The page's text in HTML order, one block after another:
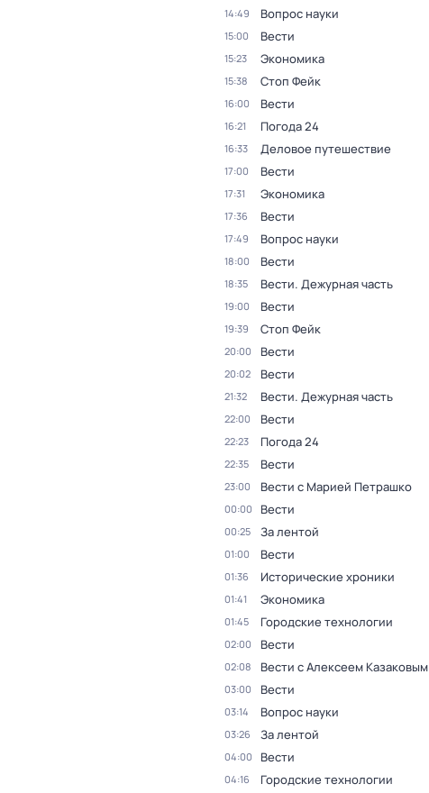
14:49 Вопрос науки
15:00 Вести
15:23 Экономика
15:38 Стоп Фейк
16:00 Вести
16:21 Погода 24
16:33 Деловое путешествие
17:00 Вести
17:31 Экономика
17:36 Вести
17:49 Вопрос науки
18:00 Вести
18:35 Вести. Дежурная часть
19:00 Вести
19:39 Стоп Фейк
20:00 Вести
20:02 Вести
21:32 Вести. Дежурная часть
22:00 Вести
22:23 Погода 24
22:35 Вести
23:00 Вести с Марией Петрашко
00:00 Вести
00:25 За лентой
01:00 Вести
01:36 Исторические хроники
01:41 Экономика
01:45 Городские технологии
02:00 Вести
02:08 Вести с Алексеем Казаковым
03:00 Вести
03:14 Вопрос науки
03:26 За лентой
04:00 Вести
04:16 Городские технологии